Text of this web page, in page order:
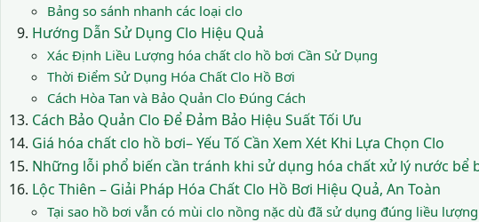
Bảng so sánh nhanh các loại clo
Hướng Dẫn Sử Dụng Clo Hiệu Quả
Xác Định Liều Lượng hóa chất clo hồ bơi Cần Sử Dụng
Thời Điểm Sử Dụng Hóa Chất Clo Hồ Bơi
Cách Hòa Tan và Bảo Quản Clo Đúng Cách
Cách Bảo Quản Clo Để Đảm Bảo Hiệu Suất Tối Ưu
Giá hóa chất clo hồ bơi– Yếu Tố Cần Xem Xét Khi Lựa Chọn Clo
Những lỗi phổ biến cần tránh khi sử dụng hóa chất xử lý nước bể
Lộc Thiên – Giải Pháp Hóa Chất Clo Hồ Bơi Hiệu Quả, An Toàn
Tại sao hồ bơi vẫn có mùi clo nồng nặc dù đã sử dụng đúng liều lượng